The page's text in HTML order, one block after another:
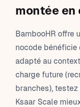
montée en
BambooHR offre
nocode bénéficie
adapté au
charge future
branches),
Ksaar Scale